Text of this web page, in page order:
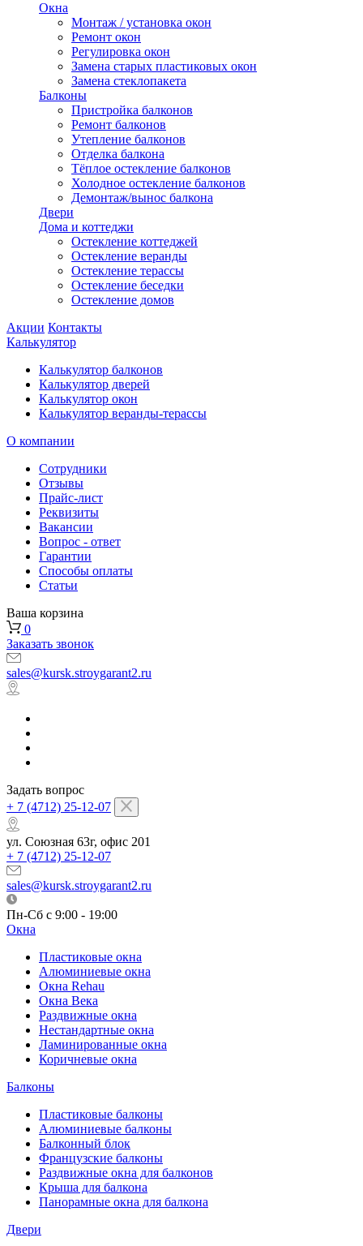
Окна
Монтаж / установка окон
Ремонт окон
Регулировка окон
Замена старых пластиковых окон
Замена стеклопакета
Балконы
Пристройка балконов
Ремонт балконов
Утепление балконов
Отделка балкона
Тёплое остекление балконов
Холодное остекление балконов
Демонтаж/вынос балкона
Двери
Дома и коттеджи
Остекление коттеджей
Остекление веранды
Остекление терассы
Остекление беседки
Остекление домов
Акции Контакты
Калькулятор
Калькулятор балконов
Калькулятор дверей
Калькулятор окон
Калькулятор веранды-терассы
О компании
Сотрудники
Отзывы
Прайс-лист
Реквизиты
Вакансии
Вопрос - ответ
Гарантии
Способы оплаты
Статьи
Ваша корзина
0
Заказать звонок
sales@kursk.stroygarant2.ru
Задать вопрос
+ 7 (4712) 25-12-07
ул. Союзная 63г, офис 201
+ 7 (4712) 25-12-07
sales@kursk.stroygarant2.ru
Пн-Сб с 9:00 - 19:00
Окна
Пластиковые окна
Алюминиевые окна
Окна Rehau
Окна Века
Раздвижные окна
Нестандартные окна
Ламинированные окна
Коричневые окна
Балконы
Пластиковые балконы
Алюминиевые балконы
Балконный блок
Французские балконы
Раздвижные окна для балконов
Крыша для балкона
Панорамные окна для балкона
Двери